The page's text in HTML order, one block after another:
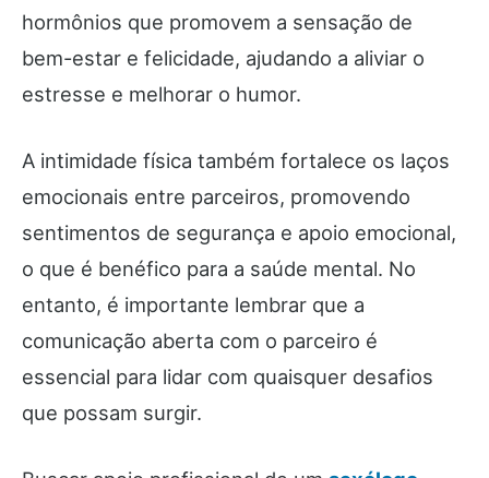
hormônios que promovem a sensação de
bem-estar e felicidade, ajudando a aliviar o
estresse e melhorar o humor.
A intimidade física também fortalece os laços
emocionais entre parceiros, promovendo
sentimentos de segurança e apoio emocional,
o que é benéfico para a saúde mental. No
entanto, é importante lembrar que a
comunicação aberta com o parceiro é
essencial para lidar com quaisquer desafios
que possam surgir.